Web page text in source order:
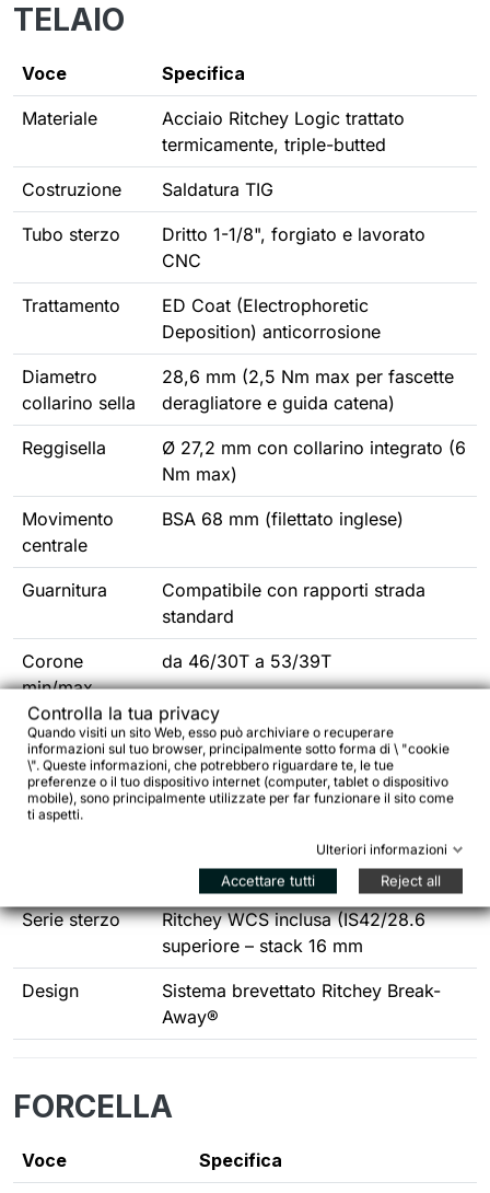
TELAIO
Voce Specifica
Materiale
Acciaio Ritchey Logic trattato
termicamente, triple-butted
Costruzione Saldatura TIG
Tubo sterzo
Dritto 1-1/8", forgiato e lavorato
CNC
Trattamento
ED Coat (Electrophoretic
Deposition) anticorrosione
Diametro
collarino sella
28,6 mm (2,5 Nm max per fascette
deragliatore e guida catena)
Reggisella
Ø 27,2 mm con collarino integrato (6
Nm max)
Movimento
centrale
BSA 68 mm (filettato inglese)
Guarnitura
Compatibile con rapporti strada
standard
Corone
min/max
da 46/30T a 53/39T
Attacchi
portaborraccia
2
Assi Quick Release anteriore e posteriore
Serie sterzo
Ritchey WCS inclusa (IS42/28.6
superiore – stack 16 mm
Design
Sistema brevettato Ritchey Break-
Away®
FORCELLA
Voce Specifica
Controlla la tua privacy
Quando visiti un sito Web, esso può archiviare o recuperare
informazioni sul tuo browser, principalmente sotto forma di \ "cookie
\". Queste informazioni, che potrebbero riguardare te, le tue
preferenze o il tuo dispositivo internet (computer, tablet o dispositivo
mobile), sono principalmente utilizzate per far funzionare il sito come
ti aspetti.
Ulteriori informazioni
Accettare tutti Reject all